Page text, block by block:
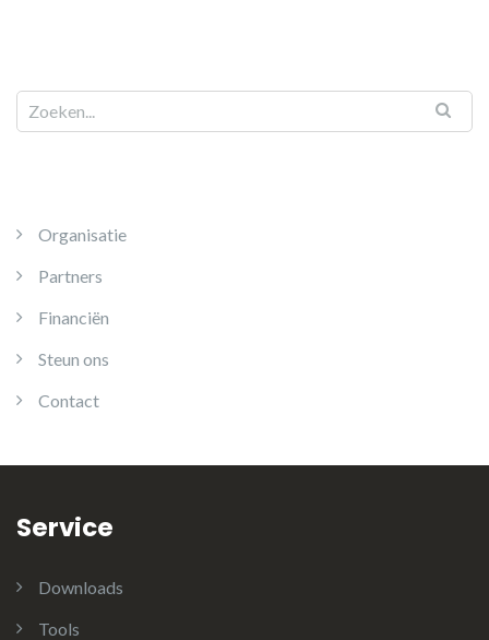
Organisatie
Partners
Financiën
Steun ons
Contact
Service
Downloads
Tools